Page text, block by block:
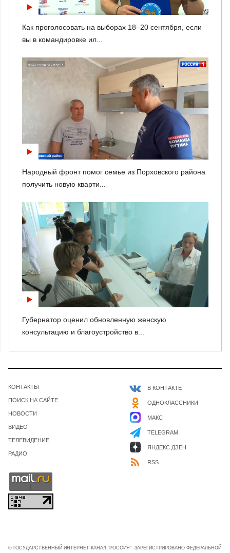
Как проголосовать на выборах 18–20 сентября, если
вы в командировке ил...
Народный фронт помог семье из Порховского района
получить новую кварти...
Губернатор оценил обновленную женскую
консультацию и благоустройство в...
КОНТАКТЫ
ПОИСК НА САЙТЕ
НОВОСТИ
ВИДЕО
ТЕЛЕВИДЕНИЕ
РАДИО
В КОНТАКТЕ
ОДНОКЛАССНИКИ
МАКС
TELEGRAM
ЯНДЕКС ДЗЕН
RSS
© ГОСУДАРСТВЕННЫЙ ИНТЕРНЕТ-КАНАЛ "РОССИЯ". ЗАРЕГИСТРИРОВАНО ФЕДЕРАЛЬНОЙ